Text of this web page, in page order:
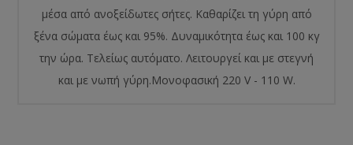
μέσα από ανοξείδωτες σήτες. Καθαρίζει τη γύρη από
ξένα σώματα έως και 95%. Δυναμικότητα έως και 100 κγ
την ώρα. Τελείως αυτόματο. Λειτουργεί και με στεγνή
και με νωπή γύρη.Μονοφασική 220 V - 110 W.